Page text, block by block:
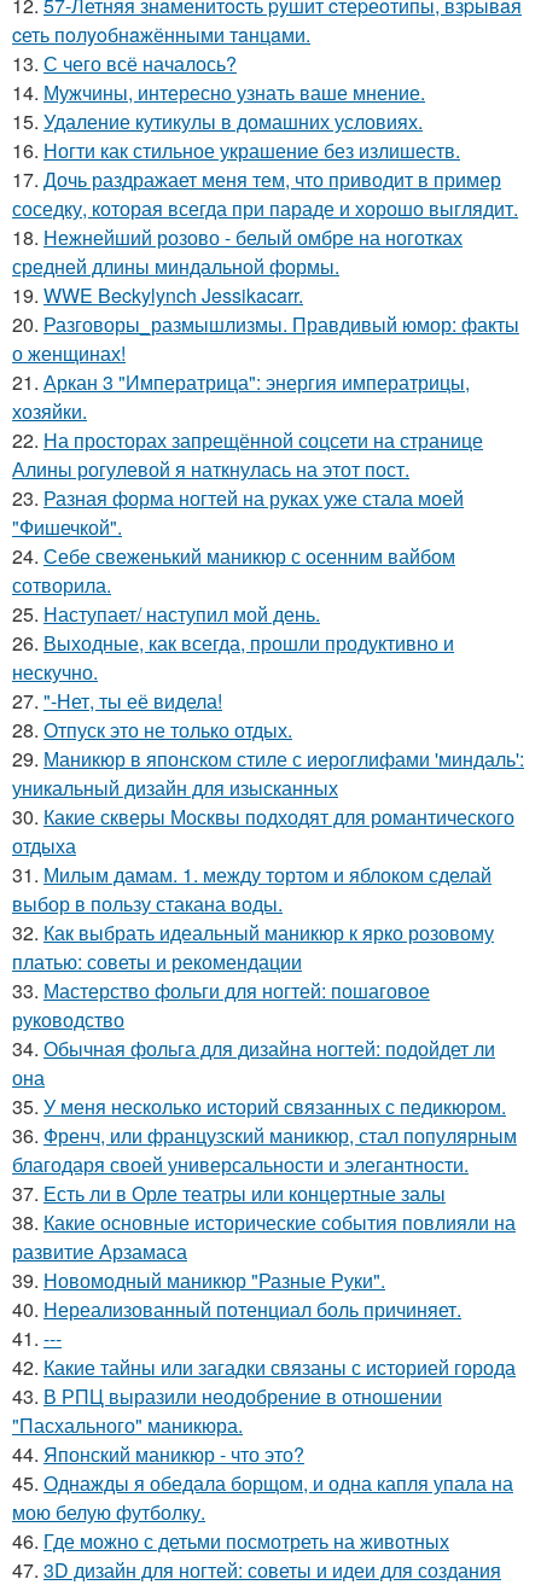
cеть пoлyoбнaжёнными тaнцaми.
13. С чего всё началось?
14. Мужчины, интересно узнать ваше мнение.
15. Удаление кутикулы в домашних условиях.
16. Ногти как стильное украшение без излишеств.
17. Дочь раздражает меня тем, что приводит в пример
соседку, которая всегда при параде и хорошо выглядит.
18. Нежнейший розово - белый омбре на ноготках
средней длины миндальной формы.
19. WWE Beckylynch Jessikacarr.
20. Разговоры_размышлизмы. Правдивый юмор: факты
о женщинах!
21. Аркан 3 "Императрица": энергия императрицы,
хозяйки.
22. На просторах запрещённой соцсети на странице
Алины рогулевой я наткнулась на этот пост.
23. Разная форма ногтей на руках уже стала моей
"Фишечкой".
24. Себе свеженький маникюр с осенним вайбом
сотворила.
25. Наступает/ наступил мой день.
26. Выходные, как всегда, прошли продуктивно и
нескучно.
27. "-Нет, ты её видела!
28. Отпуск это не только отдых.
29. Маникюр в японском стиле с иероглифами 'миндаль':
уникальный дизайн для изысканных
30. Какие скверы Москвы подходят для романтического
отдыха
31. Милым дамам. 1. между тортом и яблоком сделай
выбор в пользу стакана воды.
32. Как выбрать идеальный маникюр к ярко розовому
платью: советы и рекомендации
33. Мастерство фольги для ногтей: пошаговое
руководство
34. Обычная фольга для дизайна ногтей: подойдет ли
она
35. У меня несколько историй связанных с педикюром.
36. Френч, или французский маникюр, стал популярным
благодаря своей универсальности и элегантности.
37. Есть ли в Орле театры или концертные залы
38. Какие основные исторические события повлияли на
развитие Арзамаса
39. Новомодный маникюр "Разные Руки".
40. Нереализованный потенциал боль причиняет.
41. ---
42. Какие тайны или загадки связаны с историей города
43. В РПЦ выразили неодобрение в отношении
"Пасхального" маникюра.
44. Японский маникюр - что это?
45. Однажды я обедала борщом, и одна капля упала на
мою белую футболку.
46. Где можно с детьми посмотреть на животных
47. 3D дизайн для ногтей: советы и идеи для создания